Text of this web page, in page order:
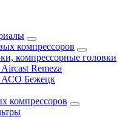
компрессоров
компрессорные головки
Remeza
АСО Бежецк
компрессоров